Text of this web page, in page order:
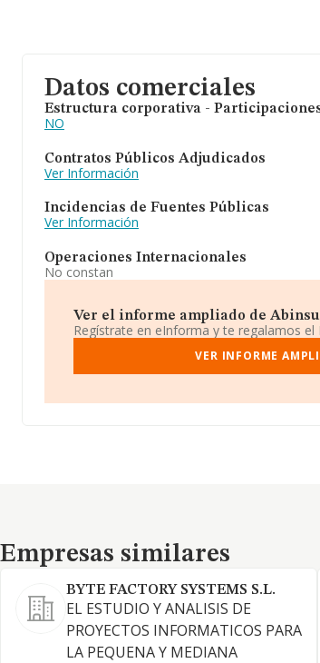
Datos comerciales
Estructura corporativa -
NO
Contratos Públicos Adjudicados
Ver Información
Incidencias de Fuentes Públicas
Ver Información
Operaciones Internacionales
No constan
Ver el informe ampliado de
Regístrate en eInforma y te regalamos
VER INFORME
Empresas similares
Empresas similares
BYTE FACTORY SYSTEMS S.L.
EL ESTUDIO Y ANALISIS DE
PROYECTOS INFORMATICOS PARA
LA PEQUENA Y MEDIANA